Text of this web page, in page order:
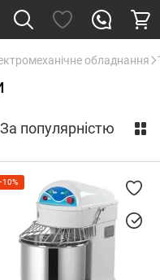
обладнання
За популярністю